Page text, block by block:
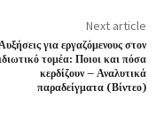
Next article
για εργαζόμενους στον
τομέα: Ποιοι και πόσα
κερδίζουν – Αναλυτικά
παραδείγματα (Βίντεο)